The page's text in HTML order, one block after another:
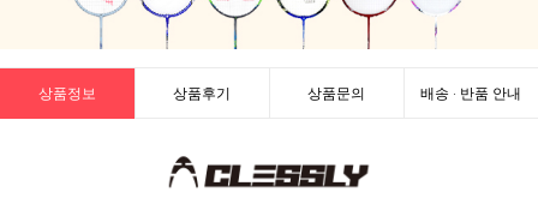
상품정보 상품후기 상품문의 배송 · 반품 안내